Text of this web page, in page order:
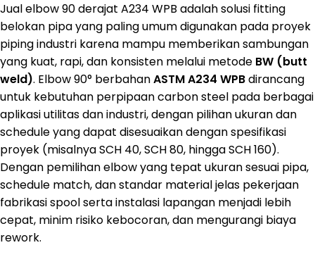
Jual elbow 90 derajat A234 WPB adalah solusi fitting
belokan pipa yang paling umum digunakan pada proyek
piping industri karena mampu memberikan sambungan
yang kuat, rapi, dan konsisten melalui metode BW (butt
weld). Elbow 90° berbahanASTM A234 WPBdirancang
untuk kebutuhan perpipaan carbon steel pada berbagai
aplikasi utilitas dan industri, dengan pilihan ukuran dan
schedule yang dapat disesuaikan dengan spesifikasi
proyek (misalnya SCH 40, SCH 80, hingga SCH 160).
Dengan pemilihan elbow yang tepat ukuran sesuai pipa,
schedule match, dan standar material jelas pekerjaan
fabrikasi spool serta instalasi lapangan menjadi lebih
cepat, minim risiko kebocoran, dan mengurangi biaya
rework.